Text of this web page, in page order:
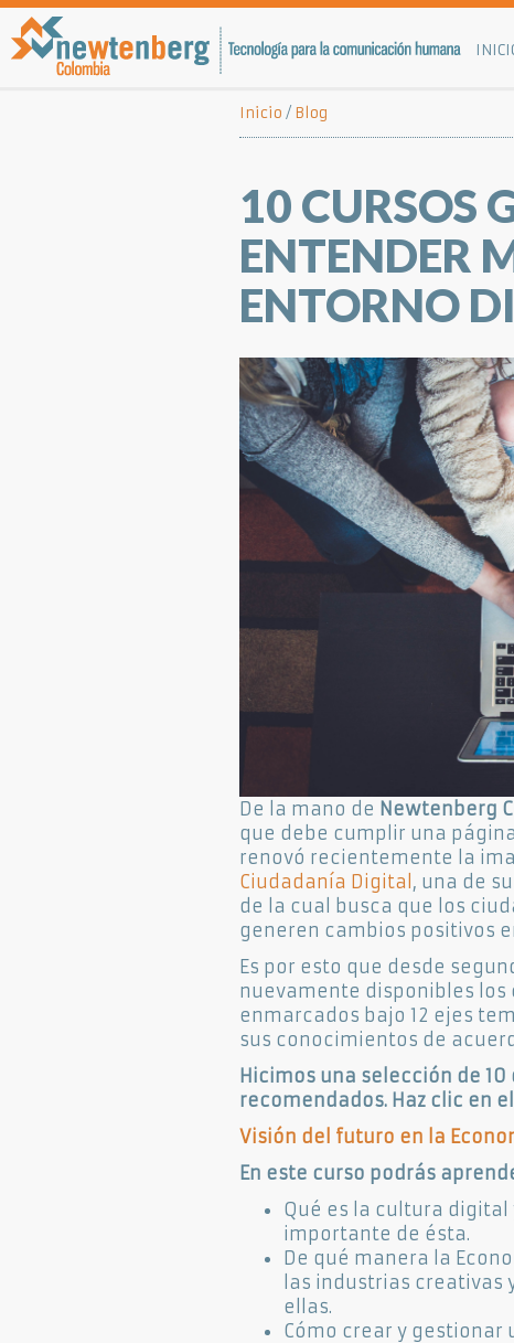
Inicio / Blog
10 CURSOS
ENTENDER
ENTORNO
De la mano de Newtenberg
que debe cumplir una
renovó recientemente la
Ciudadanía Digital , una de
de la cual busca que los
generen cambios positivos
Es por esto que desde
nuevamente disponibles los
enmarcados bajo 12 ejes
sus conocimientos de
Hicimos una selección de
recomendados. Haz clic en
Visión del futuro en la
En este curso podrás
Qué es la cultura
importante de ésta.
De qué manera la
las industrias creativas
ellas.
Cómo crear y gestionar